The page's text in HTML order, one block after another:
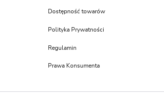
Dostępność towarów
Polityka Prywatności
Regulamin
Prawa Konsumenta